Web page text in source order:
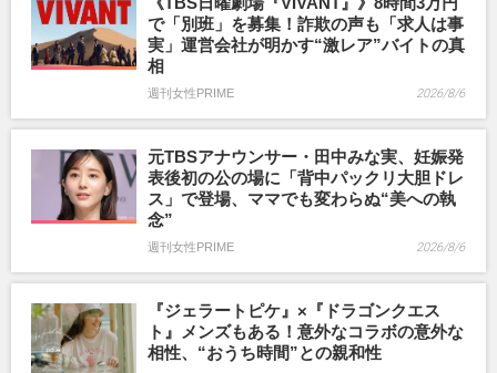
で「別班」を募集！詐欺の声も「求人は事
実」運営会社が明かす“激レア”バイトの真
相
週刊女性PRIME 2026/8/6
元TBSアナウンサー・田中みな実、妊娠発
表後初の公の場に「背中パックリ大胆ドレ
ス」で登場、ママでも変わらぬ“美への執
念”
週刊女性PRIME 2026/8/6
『ジェラートピケ』×『ドラゴンクエス
ト』メンズもある！意外なコラボの意外な
相性、“おうち時間”との親和性